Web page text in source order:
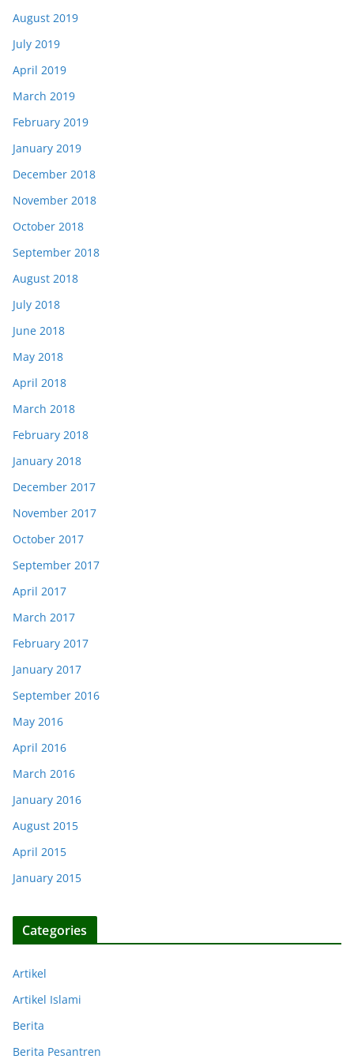
August 2019
July 2019
April 2019
March 2019
February 2019
January 2019
December 2018
November 2018
October 2018
September 2018
August 2018
July 2018
June 2018
May 2018
April 2018
March 2018
February 2018
January 2018
December 2017
November 2017
October 2017
September 2017
April 2017
March 2017
February 2017
January 2017
September 2016
May 2016
April 2016
March 2016
January 2016
August 2015
April 2015
January 2015
Categories
Artikel
Artikel Islami
Berita
Berita Pesantren